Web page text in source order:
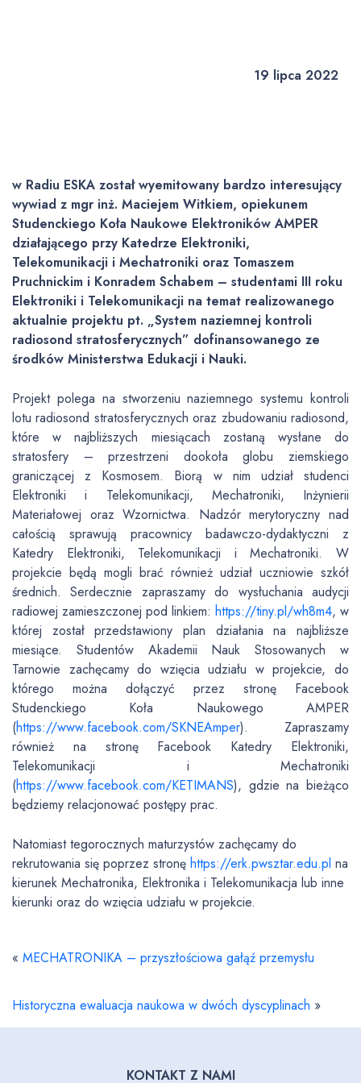
19 lipca 2022
w Radiu ESKA został wyemitowany bardzo interesujący
wywiad z mgr inż. Maciejem Witkiem, opiekunem
Studenckiego Koła Naukowe Elektroników AMPER
działającego przy Katedrze Elektroniki,
Telekomunikacji i Mechatroniki oraz Tomaszem
Pruchnickim i Konradem Schabem – studentami III roku
Elektroniki i Telekomunikacji na temat realizowanego
aktualnie projektu pt. „System naziemnej kontroli
radiosond stratosferycznych” dofinansowanego ze
środków Ministerstwa Edukacji i Nauki.
Projekt polega na stworzeniu naziemnego systemu kontroli
lotu radiosond stratosferycznych oraz zbudowaniu radiosond,
które w najbliższych miesiącach zostaną wysłane do
stratosfery – przestrzeni dookoła globu ziemskiego
graniczącej z Kosmosem. Biorą w nim udział studenci
Elektroniki i Telekomunikacji, Mechatroniki, Inżynierii
Materiałowej oraz Wzornictwa. Nadzór merytoryczny nad
całością sprawują pracownicy badawczo-dydaktyczni z
Katedry Elektroniki, Telekomunikacji i Mechatroniki. W
projekcie będą mogli brać również udział uczniowie szkół
średnich. Serdecznie zapraszamy do wysłuchania audycji
radiowej zamieszczonej pod linkiem: https://tiny.pl/wh8m4, w
której został przedstawiony plan działania na najbliższe
miesiące. Studentów Akademii Nauk Stosowanych w
Tarnowie zachęcamy do wzięcia udziału w projekcie, do
którego można dołączyć przez stronę Facebook
Studenckiego Koła Naukowego AMPER
(https://www.facebook.com/SKNEAmper). Zapraszamy
również na stronę Facebook Katedry Elektroniki,
Telekomunikacji i Mechatroniki
(https://www.facebook.com/KETIMANS), gdzie na bieżąco
będziemy relacjonować postępy prac.
Natomiast tegorocznych maturzystów zachęcamy do
rekrutowania się poprzez stronę https://erk.pwsztar.edu.pl na
kierunek Mechatronika, Elektronika i Telekomunikacja lub inne
kierunki oraz do wzięcia udziału w projekcie.
« MECHATRONIKA – przyszłościowa gałąź przemysłu
Historyczna ewaluacja naukowa w dwóch dyscyplinach »
KONTAKT Z NAMI